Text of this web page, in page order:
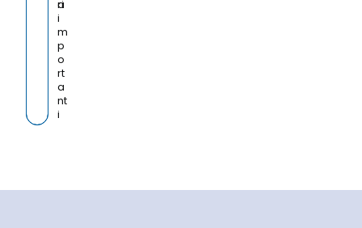
a
ri
i
m
p
o
rt
a
nt
i